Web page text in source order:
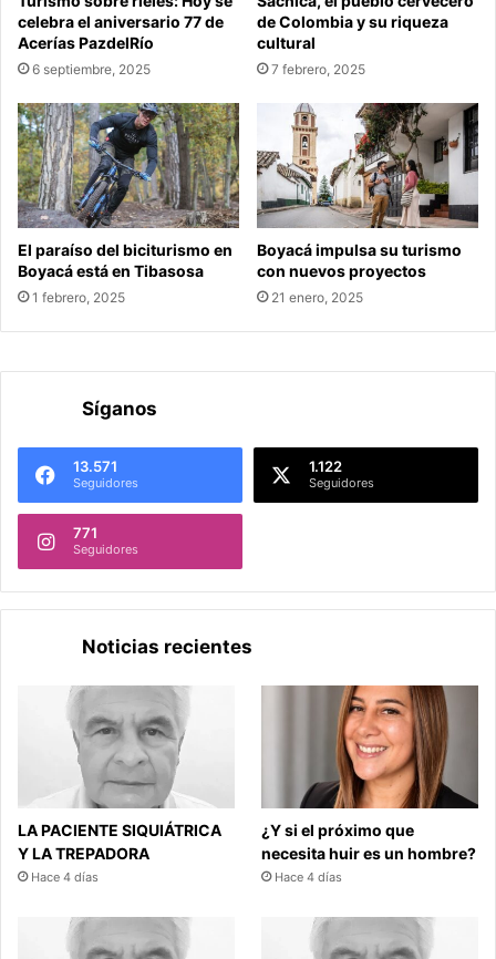
celebra el aniversario 77 de
Acerías PazdelRío
6 septiembre, 2025
de Colombia y su riqueza
cultural
7 febrero, 2025
El paraíso del biciturismo en
Boyacá está en Tibasosa
1 febrero, 2025
Boyacá impulsa su turismo
con nuevos proyectos
21 enero, 2025
Síganos
13.571
Seguidores
1.122
Seguidores
771
Seguidores
Noticias recientes
LA PACIENTE SIQUIÁTRICA
Y LA TREPADORA
Hace 4 días
¿Y si el próximo que
necesita huir es un hombre?
Hace 4 días